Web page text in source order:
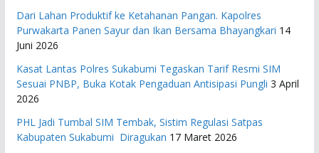
Dari Lahan Produktif ke Ketahanan Pangan. Kapolres
Purwakarta Panen Sayur dan Ikan Bersama Bhayangkari 14
Juni 2026
Kasat Lantas Polres Sukabumi Tegaskan Tarif Resmi SIM
Sesuai PNBP, Buka Kotak Pengaduan Antisipasi Pungli 3 April
2026
PHL Jadi Tumbal SIM Tembak, Sistim Regulasi Satpas
Kabupaten Sukabumi Diragukan 17 Maret 2026